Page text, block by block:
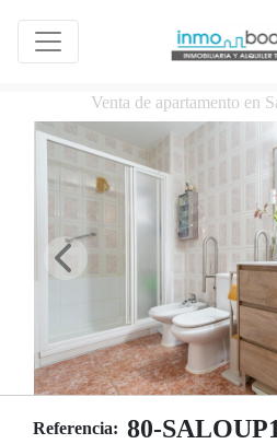
Venta de apartamento en
Referencia: 80-